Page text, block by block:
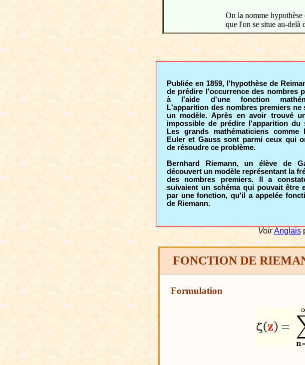
On la nomme
que l'on se situe au-delà
Publiée en 1859, l'hypothèse de
de prédire l'occurrence des nombres
à l'aide d'une fonction
L'apparition des nombres premiers ne
un modèle. Après en avoir trouvé
impossible de prédire l'apparition du
Les grands mathématiciens comme
Euler et Gauss sont parmi ceux qui
de résoudre ce problème.
Bernhard Riemann, un élève de
découvert un modèle représentant la
des nombres premiers. Il a
suivaient un schéma qui pouvait être
par une fonction, qu'il a appelée
de Riemann.
VoirAnglais
FONCTION DE
Formulation